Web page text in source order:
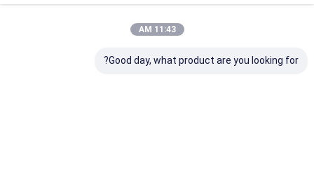
دسته بندی های ما
11:43 AM
Good day, what product are you looking for?